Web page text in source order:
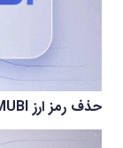
حذف رمز ارز MUBI از لیست ارزهای قابل معامله اوکی اکسچنج